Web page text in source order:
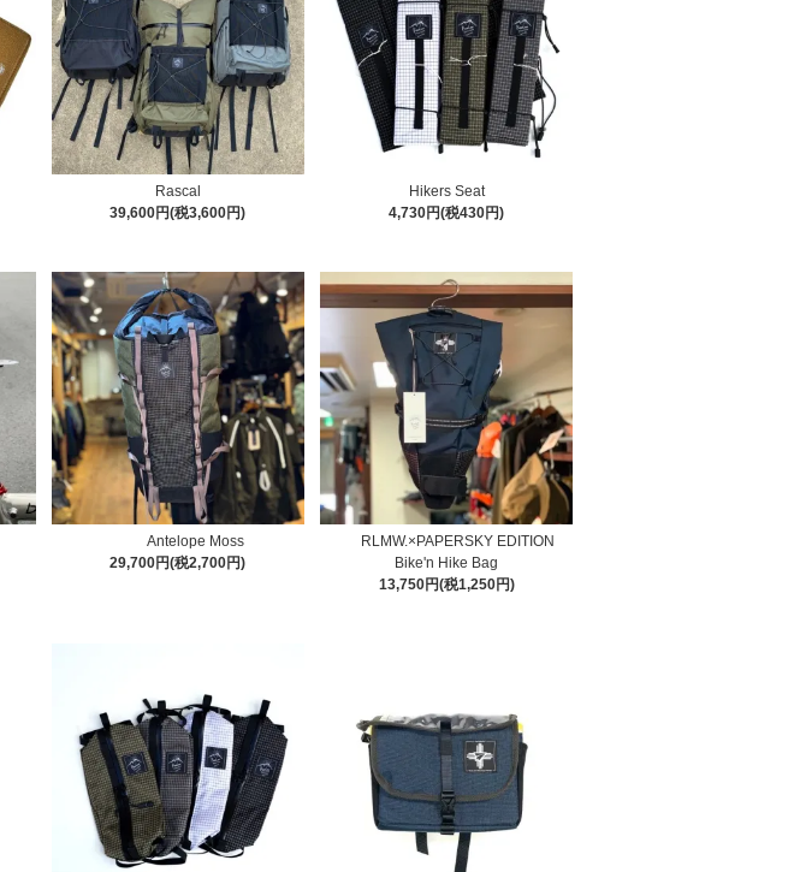
Rascal
39,600円(税3,600円)
Hikers Seat
4,730円(税430円)
Antelope Moss
29,700円(税2,700円)
RLMW.×PAPERSKY EDITION
Bike'n Hike Bag
13,750円(税1,250円)